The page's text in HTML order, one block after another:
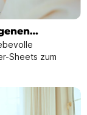
Sheets zum